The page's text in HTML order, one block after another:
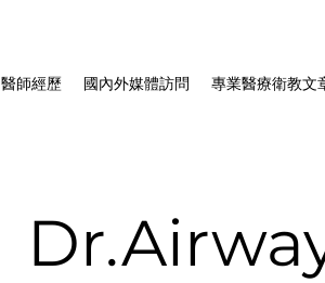
醫師經歷 國內外媒體訪問 專業醫療衛教文